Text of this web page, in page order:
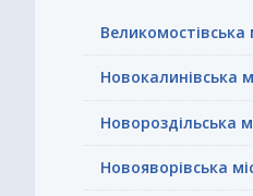
Великомостівська
Новокалинівська
Новороздільська
Новояворівська